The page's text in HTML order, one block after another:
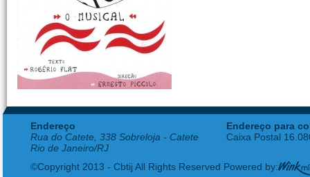
Endereço
Rua do Catete, 338 Sobreloja - Catete
Rio de Janeiro/RJ
Endereço para
Caixa Postal
©Copyright 2013 - Cbtij All Rights Reserved Powered by: